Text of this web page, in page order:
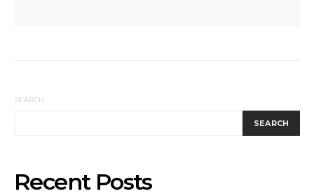
SEARCH
SEARCH
Recent Posts